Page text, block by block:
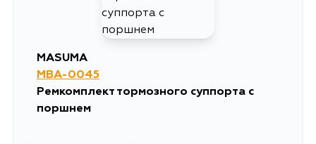
540
21 августа
MASUMA
MBA-0045
Ремкомплект тормозного суппорта с
поршнем